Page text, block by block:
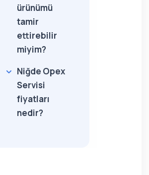
ürünümü
tamir
ettirebilir
miyim?
Niğde Opex
Servisi
fiyatları
nedir?